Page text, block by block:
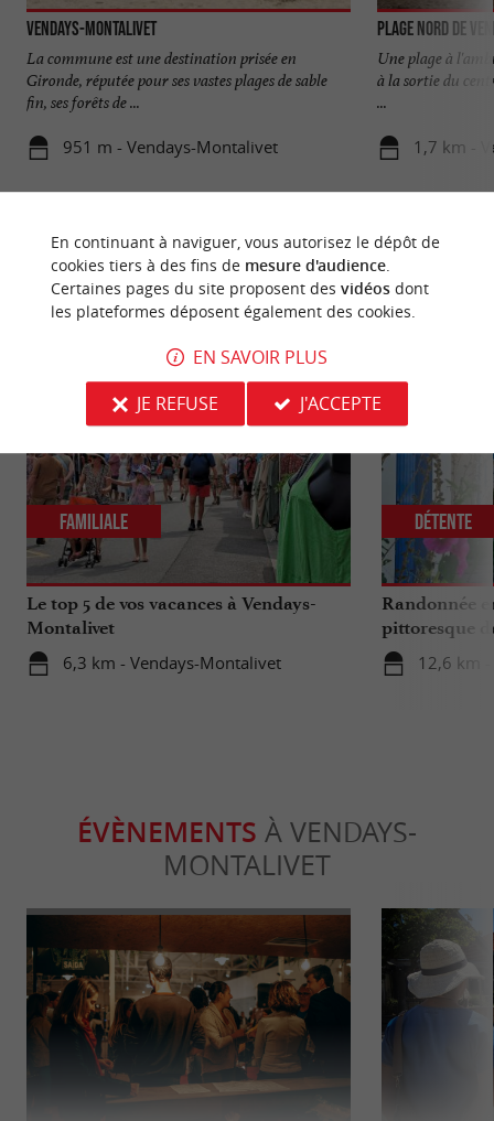
Vendays-Montalivet
La commune est une destination prisée en
Gironde, réputée pour ses vastes plages de sable
fin, ses forêts de ...
951 m - Vendays-Montalivet
Plage Nord de
Une plage à
à la sortie du
...
1,7 km -
NOUS AVONS TESTÉPOUR VOUS
Le top 5 de vos vacances à Vendays-
Montalivet
6,3 km - Vendays-Montalivet
Familiale
Randonnée
pittoresque
artisans et
12,6 km -
Détente
ÉVÈNEMENTS À VENDAYS-
MONTALIVET
En continuant à naviguer, vous autorisez le dépôt de
cookies tiers à des fins de mesure d'audience.
Certaines pages du site proposent des vidéosdont
les plateformes déposent également des cookies.
EN SAVOIR PLUS
JE REFUSE
J'ACCEPTE